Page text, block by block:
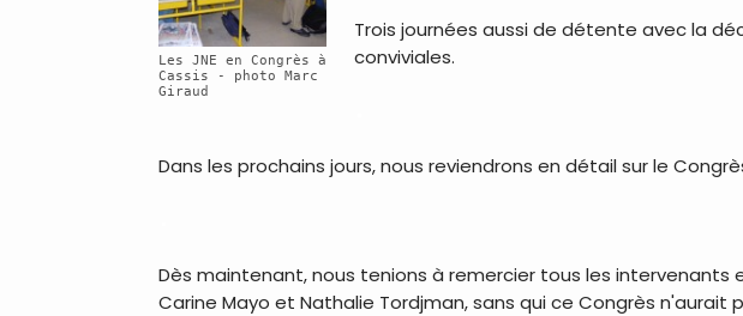
Les JNE en Congrès à
Cassis - photo Marc
Giraud
Trois journées aussi de détente avec la
conviviales.
Dans les prochains jours, nous reviendrons en détail sur le
Dès maintenant, nous tenions à remercier tous les
Carine Mayo et Nathalie Tordjman, sans qui ce Congrès n'aurait